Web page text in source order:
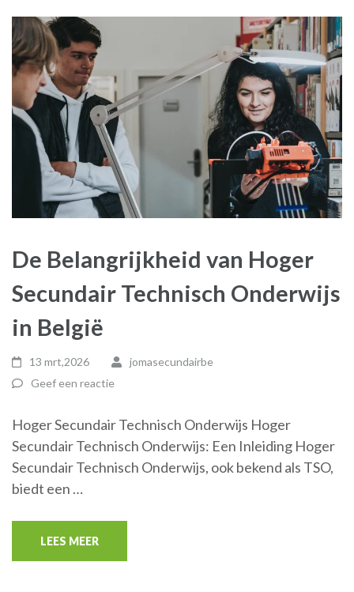
De Belangrijkheid van Hoger
Secundair Technisch Onderwijs
in België
13 mrt,2026
jomasecundairbe
Geef een reactie
Hoger Secundair Technisch Onderwijs Hoger
Secundair Technisch Onderwijs: Een Inleiding Hoger
Secundair Technisch Onderwijs, ook bekend als TSO,
biedt een …
LEES MEER